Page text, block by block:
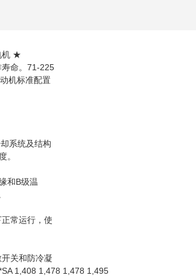
机 ★
命。71-225
机标准配置
系统及结构
。
和B级温
常运行，使
关和防冷凝
1,408 1,478 1,478 1,495